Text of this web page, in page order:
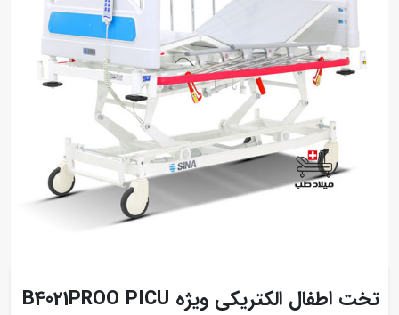
تخت اطفال الکتریکی ویژه B4021PROO PICU